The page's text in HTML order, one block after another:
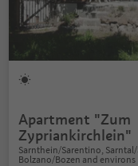
Apartment "Zum
Zypriankirchlein"
Sarnthein/Sarentino,
Bolzano/Bozen and environs